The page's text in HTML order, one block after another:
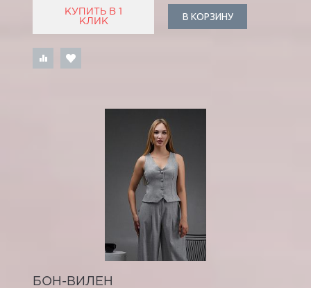
КУПИТЬ В 1
КЛИК
В КОРЗИНУ
БОН-ВИЛЕН